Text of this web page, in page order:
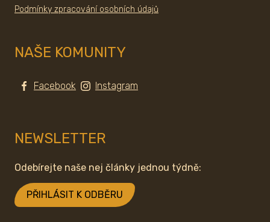
Podmínky zpracování osobních údajů
NAŠE KOMUNITY
Facebook Instagram
NEWSLETTER
Odebírejte naše nej články jednou týdně:
PŘIHLÁSIT K ODBĚRU